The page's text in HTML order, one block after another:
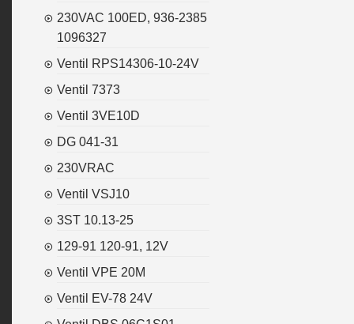
230VAC 100ED, 936-2385
1096327
Ventil RPS14306-10-24V
Ventil 7373
Ventil 3VE10D
DG 041-31
230VRAC
Ventil VSJ10
3ST 10.13-25
129-91 120-91, 12V
Ventil VPE 20M
Ventil EV-78 24V